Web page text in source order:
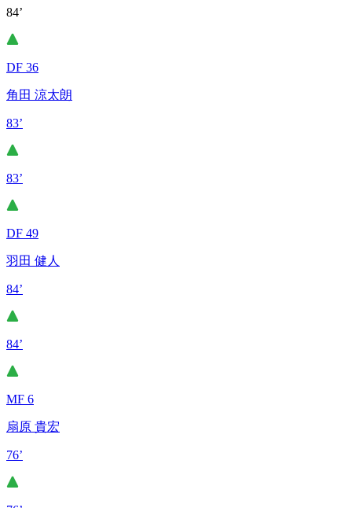
84’
DF 36
角田 涼太朗
83’
83’
DF 49
羽田 健人
84’
84’
MF 6
扇原 貴宏
76’